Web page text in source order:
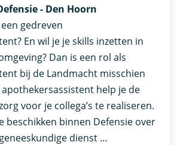
- Den Hoorn
gedreven
En wil je je skills inzetten in
Dan is een rol als
bij de Landmacht misschien
help je de
voor je collega’s te realiseren.
beschikken binnen Defensie over
dienst …